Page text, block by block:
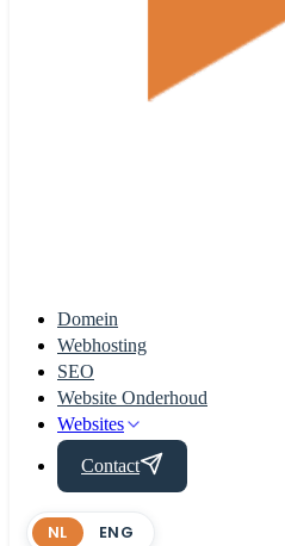
Domein
Webhosting
SEO
Website Onderhoud
Websites
Contact
NL ENG